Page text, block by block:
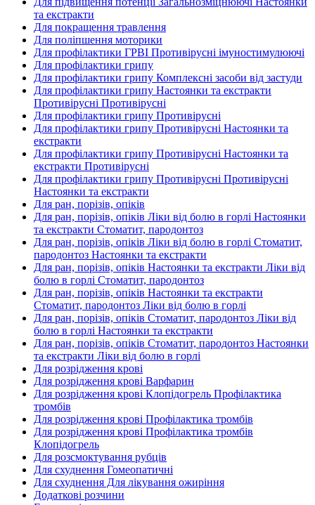
та екстракти
Для покращення травлення
Для поліпшення моторики
Для профілактики ГРВІ Противірусні імуностимулюючі
Для профілактики грипу
Для профілактики грипу Комплексні засоби від застуди
Для профілактики грипу Настоянки та екстракти
Противірусні Противірусні
Для профілактики грипу Противірусні
Для профілактики грипу Противірусні Настоянки та
екстракти
Для профілактики грипу Противірусні Настоянки та
екстракти Противірусні
Для профілактики грипу Противірусні Противірусні
Настоянки та екстракти
Для ран, порізів, опіків
Для ран, порізів, опіків Ліки від болю в горлі Настоянки
та екстракти Стоматит, пародонтоз
Для ран, порізів, опіків Ліки від болю в горлі Стоматит,
пародонтоз Настоянки та екстракти
Для ран, порізів, опіків Настоянки та екстракти Ліки від
болю в горлі Стоматит, пародонтоз
Для ран, порізів, опіків Настоянки та екстракти
Стоматит, пародонтоз Ліки від болю в горлі
Для ран, порізів, опіків Стоматит, пародонтоз Ліки від
болю в горлі Настоянки та екстракти
Для ран, порізів, опіків Стоматит, пародонтоз Настоянки
та екстракти Ліки від болю в горлі
Для розрідження крові
Для розрідження крові Варфарин
Для розрідження крові Клопідогрель Профілактика
тромбів
Для розрідження крові Профілактика тромбів
Для розрідження крові Профілактика тромбів
Клопідогрель
Для розсмоктування рубців
Для схуднення Гомеопатичні
Для схуднення Для лікування ожиріння
Додаткові розчини